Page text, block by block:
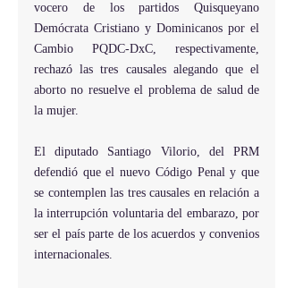
vocero de los partidos Quisqueyano
Demócrata Cristiano y Dominicanos por el
Cambio PQDC-DxC, respectivamente,
rechazó las tres causales alegando que el
aborto no resuelve el problema de salud de
la mujer.
El diputado Santiago Vilorio, del PRM
defendió que el nuevo Código Penal y que
se contemplen las tres causales en relación a
la interrupción voluntaria del embarazo, por
ser el país parte de los acuerdos y convenios
internacionales.